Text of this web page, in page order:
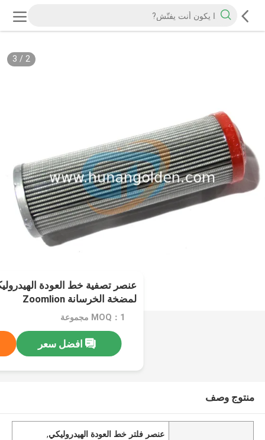
2
/
3
لمضخة الخرسانة Zoomlion
MOQ：1 مجموعة
افضل سعر
منتوج وصف
عنصر فلتر خط العودة الهيدروليكي,